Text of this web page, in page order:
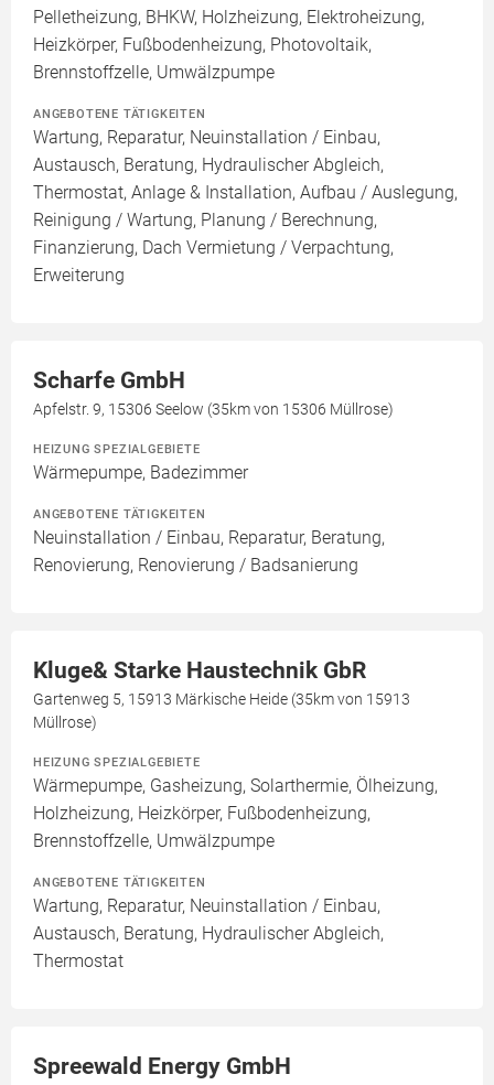
Pelletheizung, BHKW, Holzheizung, Elektroheizung,
Heizkörper, Fußbodenheizung, Photovoltaik,
Brennstoffzelle, Umwälzpumpe
ANGEBOTENE TÄTIGKEITEN
Wartung, Reparatur, Neuinstallation / Einbau,
Austausch, Beratung, Hydraulischer Abgleich,
Thermostat, Anlage & Installation, Aufbau / Auslegung,
Reinigung / Wartung, Planung / Berechnung,
Finanzierung, Dach Vermietung / Verpachtung,
Erweiterung
Scharfe GmbH
Apfelstr. 9, 15306 Seelow (35km von 15306 Müllrose)
HEIZUNG SPEZIALGEBIETE
Wärmepumpe, Badezimmer
ANGEBOTENE TÄTIGKEITEN
Neuinstallation / Einbau, Reparatur, Beratung,
Renovierung, Renovierung / Badsanierung
Kluge& Starke Haustechnik GbR
Gartenweg 5, 15913 Märkische Heide (35km von 15913
Müllrose)
HEIZUNG SPEZIALGEBIETE
Wärmepumpe, Gasheizung, Solarthermie, Ölheizung,
Holzheizung, Heizkörper, Fußbodenheizung,
Brennstoffzelle, Umwälzpumpe
ANGEBOTENE TÄTIGKEITEN
Wartung, Reparatur, Neuinstallation / Einbau,
Austausch, Beratung, Hydraulischer Abgleich,
Thermostat
Spreewald Energy GmbH